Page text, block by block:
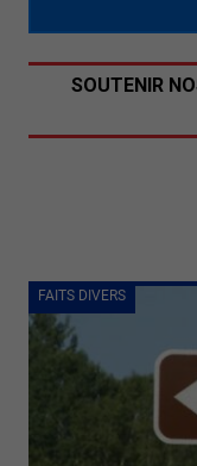
FAITS DIVERS
SOUTENIR